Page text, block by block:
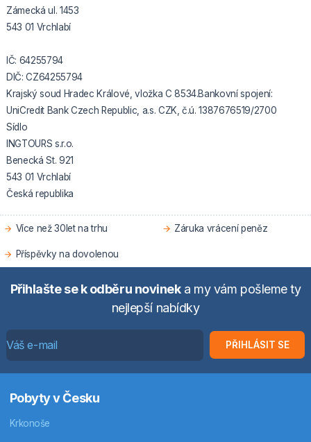
Zámecká ul. 1453
543 01 Vrchlabí
IČ: 64255794
DIČ: CZ64255794
Krajský soud Hradec Králové, vložka C 8534.Bankovní spojení:
UniCredit Bank Czech Republic, a.s. CZK, č.ú. 1387676519/2700
Sídlo
INGTOURS s.r.o.
Benecká St. 921
543 01 Vrchlabí
Česká republika
Více než 30let na trhu Záruka vrácení peněz
Příspěvky na dovolenou
Přihlašte se k odběru novineka my vám pošleme ty
nejlepší nabídky
PŘIHLÁSIT SE
Pobyty v Česku
Krkonoše